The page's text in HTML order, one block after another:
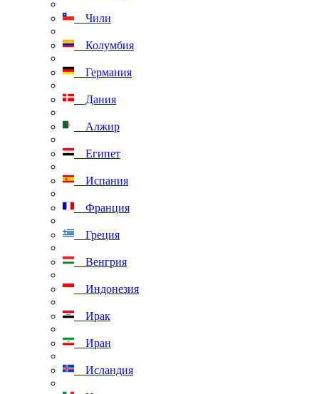
Чили
Колумбия
Германия
Дания
Алжир
Египет
Испания
Франция
Греция
Венгрия
Индонезия
Ирак
Иран
Исландия